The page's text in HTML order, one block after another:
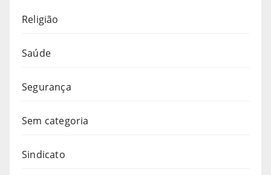
Religião
Saúde
Segurança
Sem categoria
Sindicato